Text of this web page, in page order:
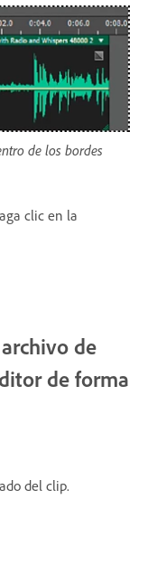
de los bordes
clic en la
de
de forma
del clip.